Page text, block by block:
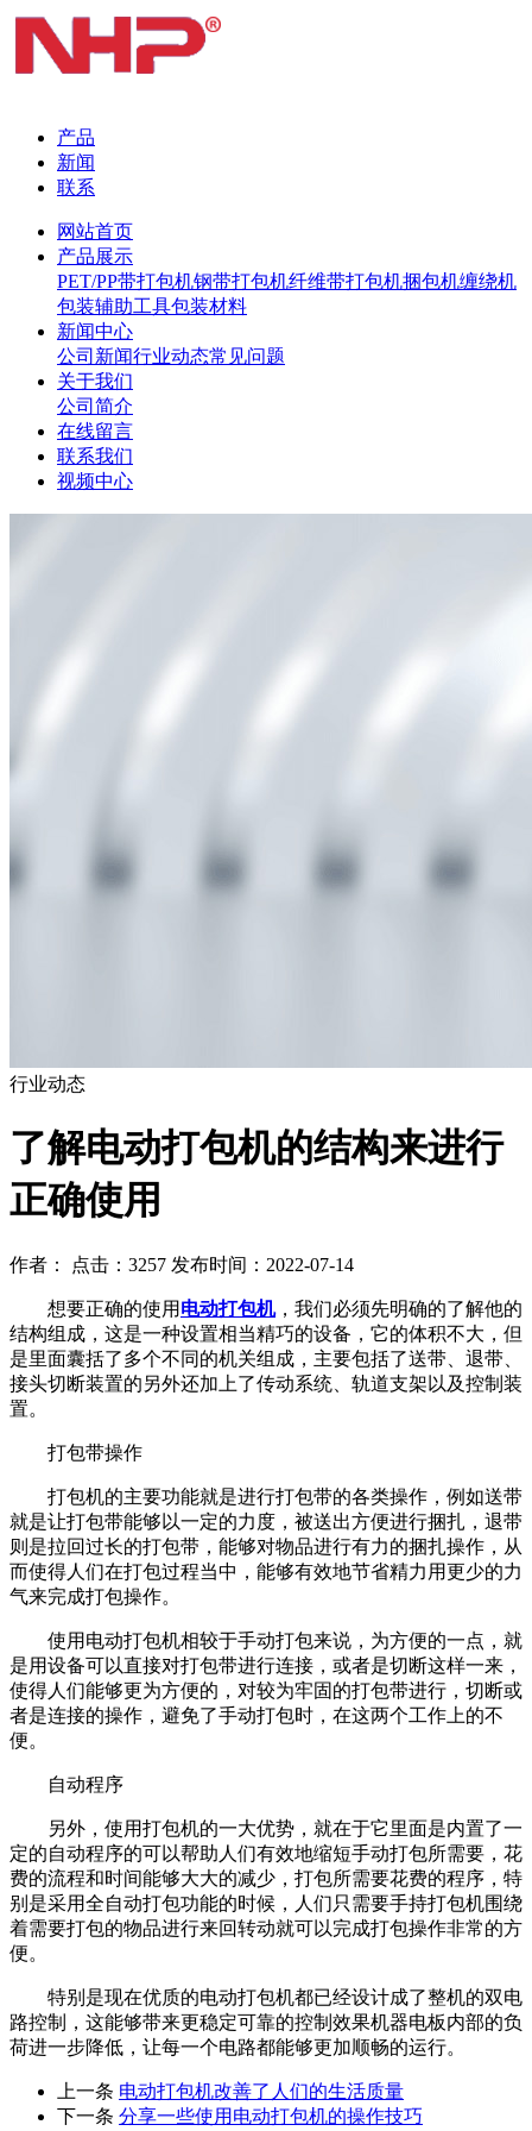
产品
新闻
联系
网站首页
产品展示
PET/PP带打包机钢带打包机纤维带打包机捆包机缠绕机
包装辅助工具包装材料
新闻中心
公司新闻行业动态常见问题
关于我们
公司简介
在线留言
联系我们
视频中心
行业动态
了解电动打包机的结构来进行
正确使用
作者： 点击：3257 发布时间：2022-07-14
想要正确的使用 电动打包机，我们必须先明确的了解他的
结构组成，这是一种设置相当精巧的设备，它的体积不大，但
是里面囊括了多个不同的机关组成，主要包括了送带、退带、
接头切断装置的另外还加上了传动系统、轨道支架以及控制装
置。
打包带操作
打包机的主要功能就是进行打包带的各类操作，例如送带
就是让打包带能够以一定的力度，被送出方便进行捆扎，退带
则是拉回过长的打包带，能够对物品进行有力的捆扎操作，从
而使得人们在打包过程当中，能够有效地节省精力用更少的力
气来完成打包操作。
使用电动打包机相较于手动打包来说，为方便的一点，就
是用设备可以直接对打包带进行连接，或者是切断这样一来，
使得人们能够更为方便的，对较为牢固的打包带进行，切断或
者是连接的操作，避免了手动打包时，在这两个工作上的不
便。
自动程序
另外，使用打包机的一大优势，就在于它里面是内置了一
定的自动程序的可以帮助人们有效地缩短手动打包所需要，花
费的流程和时间能够大大的减少，打包所需要花费的程序，特
别是采用全自动打包功能的时候，人们只需要手持打包机围绕
着需要打包的物品进行来回转动就可以完成打包操作非常的方
便。
特别是现在优质的电动打包机都已经设计成了整机的双电
路控制，这能够带来更稳定可靠的控制效果机器电板内部的负
荷进一步降低，让每一个电路都能够更加顺畅的运行。
上一条 电动打包机改善了人们的生活质量
下一条 分享一些使用电动打包机的操作技巧